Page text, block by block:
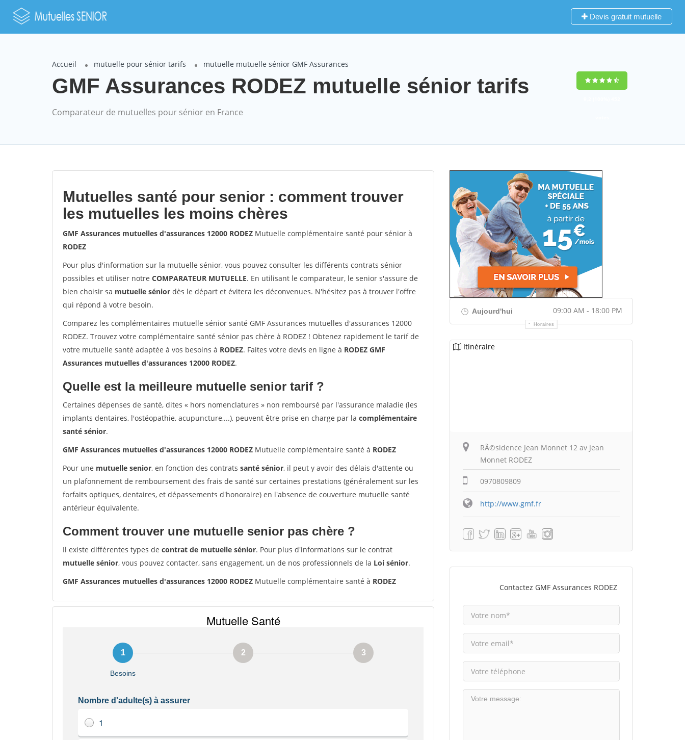
Devis gratuit mutuelle
Accueil mutuelle pour sénior tarifs mutuelle mutuelle sénior GMF Assurances
GMF Assurances RODEZ mutuelle sénior tarifs
Comparateur de mutuelles pour sénior en France
Mutuelles santé pour senior : comment trouver
les mutuelles les moins chères
GMF Assurances mutuelles d'assurances 12000 RODEZ Mutuelle complémentaire santé pour sénior à
RODEZ
Pour plus d'information sur la mutuelle sénior, vous pouvez consulter les différents contrats sénior
possibles et utiliser notre COMPARATEUR MUTUELLE. En utilisant le comparateur, le senior s'assure de
bien choisir sa mutuelle sénior dès le départ et évitera les déconvenues. N'hésitez pas à trouver l'offre
qui répond à votre besoin.
Comparez les complémentaires mutuelle sénior santé GMF Assurances mutuelles d'assurances 12000
RODEZ. Trouvez votre complémentaire santé sénior pas chère à RODEZ ! Obtenez rapidement le tarif de
votre mutuelle santé adaptée à vos besoins à RODEZ. Faites votre devis en ligne à RODEZ GMF
Assurances mutuelles d'assurances 12000 RODEZ.
Quelle est la meilleure mutuelle senior tarif ?
Certaines dépenses de santé, dites « hors nomenclatures » non remboursé par l'assurance maladie (les
implants dentaires, l'ostéopathie, acupuncture,...), peuvent être prise en charge par la complémentaire
santé sénior.
GMF Assurances mutuelles d'assurances 12000 RODEZ Mutuelle complémentaire santé à RODEZ
Pour une mutuelle senior, en fonction des contrats santé sénior, il peut y avoir des délais d'attente ou
un plafonnement de remboursement des frais de santé sur certaines prestations (généralement sur les
forfaits optiques, dentaires, et dépassements d'honoraire) en l'absence de couverture mutuelle santé
antérieur équivalente.
Comment trouver une mutuelle senior pas chère ?
Il existe différentes types de contrat de mutuelle sénior. Pour plus d'informations sur le contrat
mutuelle sénior, vous pouvez contacter, sans engagement, un de nos professionnels de la Loi sénior.
GMF Assurances mutuelles d'assurances 12000 RODEZ Mutuelle complémentaire santé à RODEZ
Aujourd'hui 09:00 AM - 18:00 PM
Horaires
Itinéraire
RÃ©sidence Jean Monnet 12 av Jean
Monnet RODEZ
0970809809
http://www.gmf.fr
Contactez GMF Assurances RODEZ